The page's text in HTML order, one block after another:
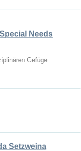
Needs
Gefüge
Setzweina